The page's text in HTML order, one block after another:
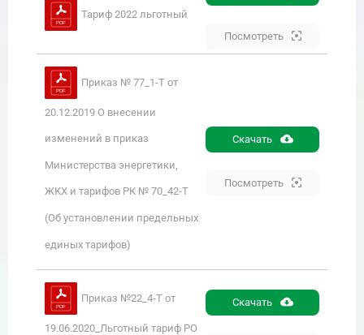
Тариф 2022 льготный
Посмотреть
Приказ № 77_1-Т от
20.12.2019 О внесении
изменений в приказ
Министерства энергетики,
ЖКХ и тарифов РК № 70_42-Т
(Об установлении предельных
единых тарифов)
Скачать
Посмотреть
Приказ №22_4-Т от
19.06.2020_Льготный тариф РО
Скачать